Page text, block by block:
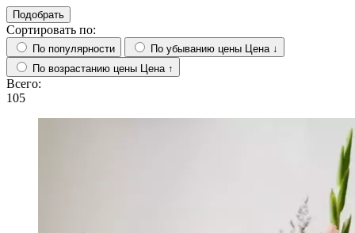
Подобрать
Сортировать по:
По популярности По убыванию цены
Цена ↓
По возрастанию цены
Цена ↑
Всего:
105